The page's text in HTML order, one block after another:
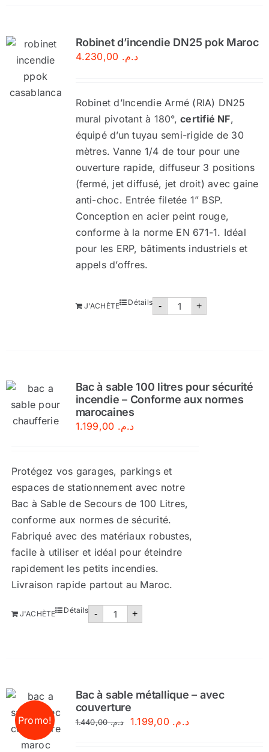
Robinet d’incendie DN25 pok Maroc
د.م.
Robinet d’Incendie Armé (RIA) DN25
mural pivotant à 180°,certifié NF,
équipé d’un tuyau semi-rigide de 30
mètres. Vanne 1/4 de tour pour une
ouverture rapide, diffuseur 3 positions
(fermé, jet diffusé, jet droit) avec gaine
anti-choc. Entrée filetée 1” BSP.
Conception en acier peint rouge,
conforme à la norme EN 671-1. Idéal
pour les ERP, bâtiments industriels et
appels d’offres.
- quantité
+
J'ACHÈTE Détails
Bac à sable 100 litres pour sécurité
incendie – Conforme aux normes
marocaines
د.م.
Protégez vos garages, parkings et
espaces de stationnement avec notre
Bac à Sable de Secours de 100 Litres,
conforme aux normes de sécurité.
Fabriqué avec des matériaux robustes,
facile à utiliser et idéal pour éteindre
rapidement les petits incendies.
Livraison rapide partout au Maroc.
- quantité
incendie
–
Conforme
aux
+
J'ACHÈTE Détails
Promo!
Bac à sable métallique – avec
couverture
د.م.1.440,00
Le
د.م. 1.199,00
Le